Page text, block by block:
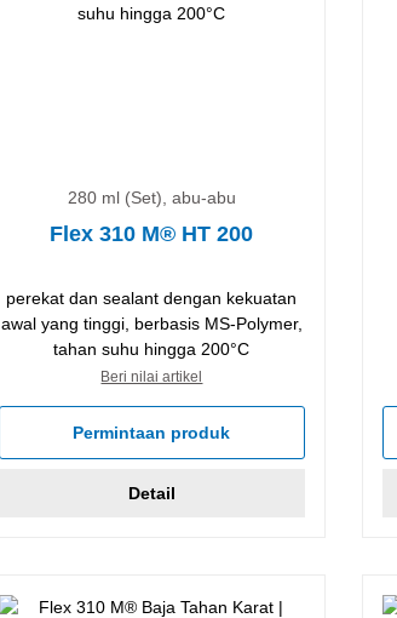
280 ml (Set), abu-abu
Flex 310 M® HT 200
perekat dan sealant dengan kekuatan
awal yang tinggi, berbasis MS-Polymer,
tahan suhu hingga 200°C
Beri nilai artikel
Permintaan produk
Detail